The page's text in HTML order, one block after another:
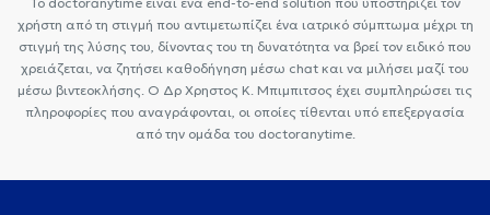
χρήστη από τη στιγμή που αντιμετωπίζει ένα ιατρικό σύμπτωμα μέχρι τη
στιγμή της λύσης του, δίνοντας του τη δυνατότητα να βρεί τον ειδικό που
χρειάζεται, να ζητήσει καθοδήγηση μέσω chat και να μιλήσει μαζί του
μέσω βιντεοκλήσης. Ο Δρ Χρηστος Κ. Μπιμπιτσος έχει συμπληρώσει τις
πληροφορίες που αναγράφονται, οι οποίες τίθενται υπό επεξεργασία
από την ομάδα του doctoranytime.